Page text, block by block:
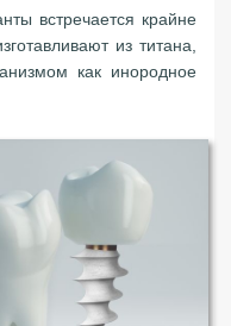
встречается крайне
из титана,
как инородное